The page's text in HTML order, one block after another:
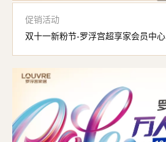
促销活动
双十一新粉节-罗浮宫超享家会员中心